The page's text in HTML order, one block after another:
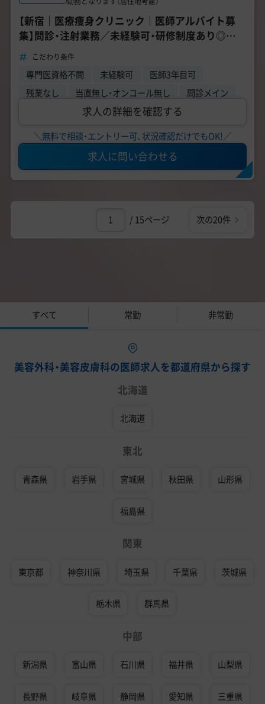
【新宿｜医療痩身クリニック｜医師アルバイト募
集】問診・注射業務／未経験可・研修制度あり◎／
日給 72000円～
こだわり条件
専門医資格不問 未経験可
医師3年目可
残業なし
当直無し・オンコール無し 問診メイン
求人の詳細を確認する
＼無料で相談・エントリー可、状況確認だけでもOK!／
求人に問い合わせる
/ 15ページ 次の20件
すべて 常勤 非常勤
美容外科・美容皮膚科の医師求人を都道府県から探す
北海道
北海道
東北
青森県 岩手県 宮城県 秋田県 山形県
福島県
関東
東京都 神奈川県 埼玉県 千葉県 茨城県
栃木県 群馬県
中部
新潟県 富山県 石川県 福井県 山梨県
長野県 岐阜県 静岡県 愛知県 三重県